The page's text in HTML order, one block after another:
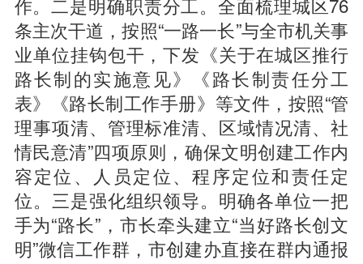
条主次干道，按照“一路一长”与全市机关事
业单位挂钩包干，下发《关于在城区推行
路长制的实施意见》《路长制责任分工
表》《路长制工作手册》等文件，按照“管
理事项清、管理标准清、区域情况清、社
情民意清”四项原则，确保文明创建工作内
容定位、人员定位、程序定位和责任定
位。三是强化组织领导。明确各单位一把
手为“路长”，市长牵头建立“当好路长创文
明”微信工作群，市创建办直接在群内通报